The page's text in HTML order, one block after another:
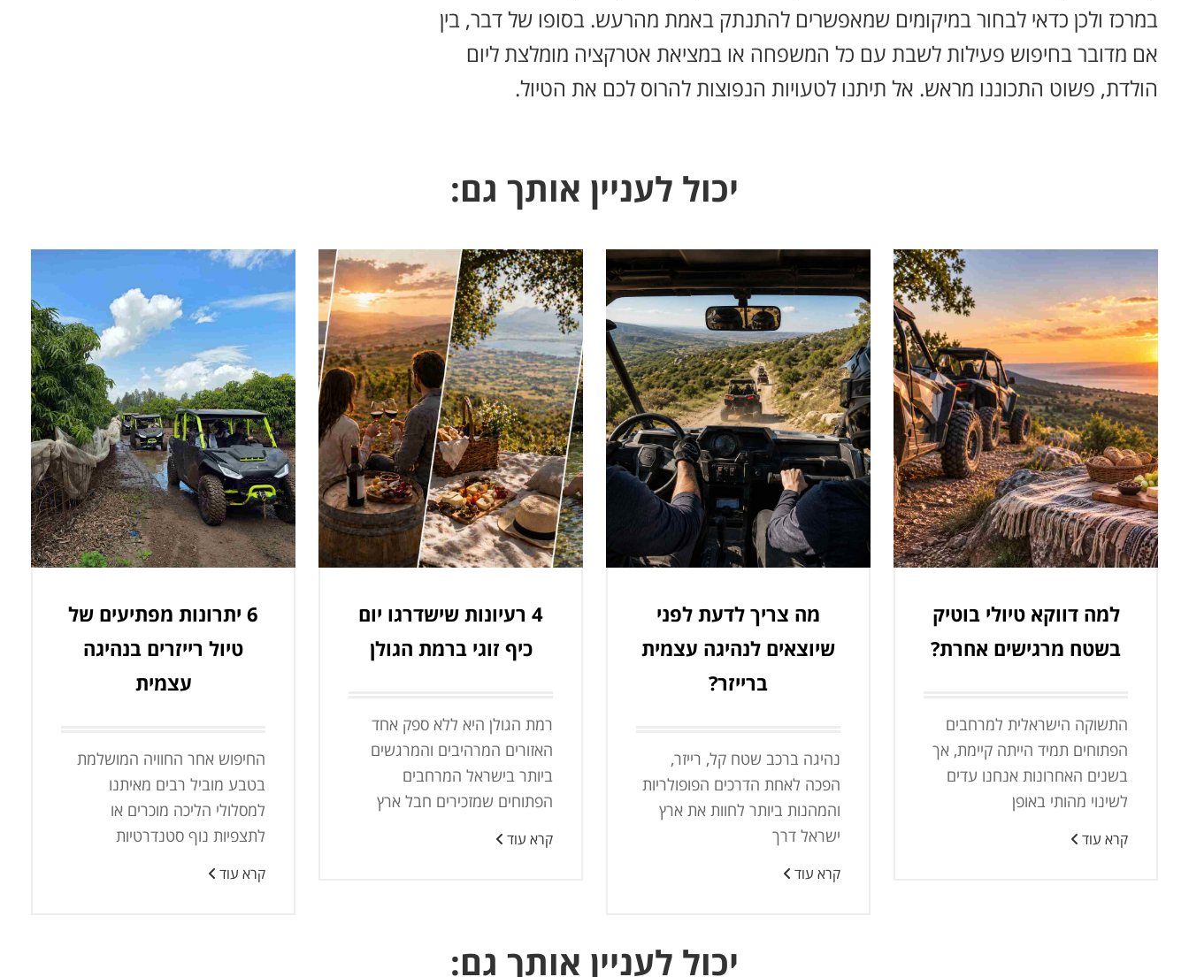
במרכז ולכן כדאי לבחור במיקומים שמאפשרים להתנתק באמת מהרעש. בסופו של דבר, בין
אם מדובר בחיפוש פעילות לשבת עם כל המשפחה או במציאת אטרקציה מומלצת ליום
הולדת, פשוט התכוננו מראש. אל תיתנו לטעויות הנפוצות להרוס לכם את הטיול.
יכול לעניין אותך גם:
למה דווקא טיולי בוטיק
בשטח מרגישים אחרת?
התשוקה הישראלית למרחבים
הפתוחים תמיד הייתה קיימת, אך
בשנים האחרונות אנחנו עדים
לשינוי מהותי באופן
קרא עוד
מה צריך לדעת לפני
שיוצאים לנהיגה עצמית
ברייזר?
נהיגה ברכב שטח קל, רייזר,
הפכה לאחת הדרכים הפופולריות
והמהנות ביותר לחוות את ארץ
ישראל דרך
קרא עוד
4 רעיונות שישדרגו יום
כיף זוגי ברמת הגולן
רמת הגולן היא ללא ספק אחד
האזורים המרהיבים והמרגשים
ביותר בישראל המרחבים
הפתוחים שמזכירים חבל ארץ
קרא עוד
6 יתרונות מפתיעים של
טיול רייזרים בנהיגה
עצמית
החיפוש אחר החוויה המושלמת
בטבע מוביל רבים מאיתנו
למסלולי הליכה מוכרים או
לתצפיות נוף סטנדרטיות
קרא עוד
יכול לעניין אותך גם: